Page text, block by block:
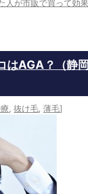
人が市販で買って効
はAGA？（静
,抜け毛,薄毛]